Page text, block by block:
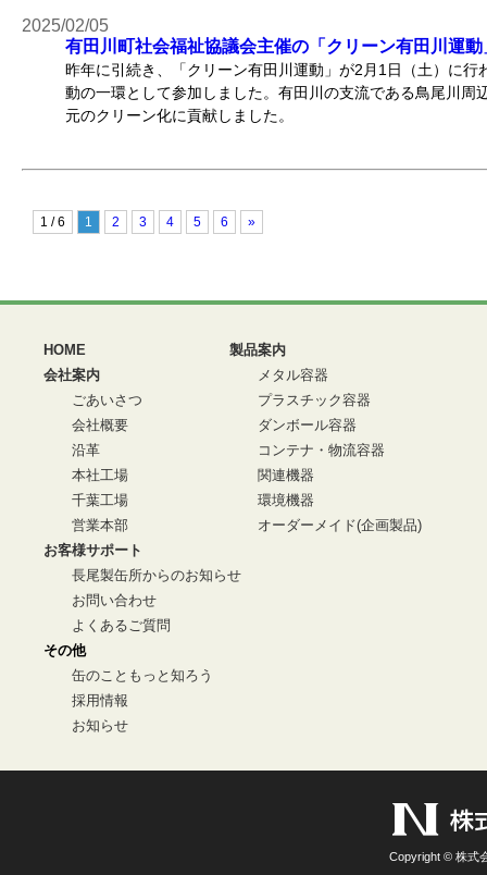
2025/02/05
有田川町社会福祉協議会主催の「クリーン有田川運
昨年に引続き、「クリーン有田川運動」が2月1日（土）に行
動の一環として参加しました。有田川の支流である鳥尾川周
元のクリーン化に貢献しました。
1 / 6 1 2 3 4 5 6 »
HOME
会社案内
ごあいさつ
会社概要
沿革
本社工場
千葉工場
営業本部
製品案内
メタル容器
プラスチック容器
ダンボール容器
コンテナ・物流容器
関連機器
環境機器
オーダーメイド(企画製品)
お客様サポート
長尾製缶所からのお知らせ
お問い合わせ
よくあるご質問
その他
缶のこともっと知ろう
採用情報
お知らせ
Copyright © 株式